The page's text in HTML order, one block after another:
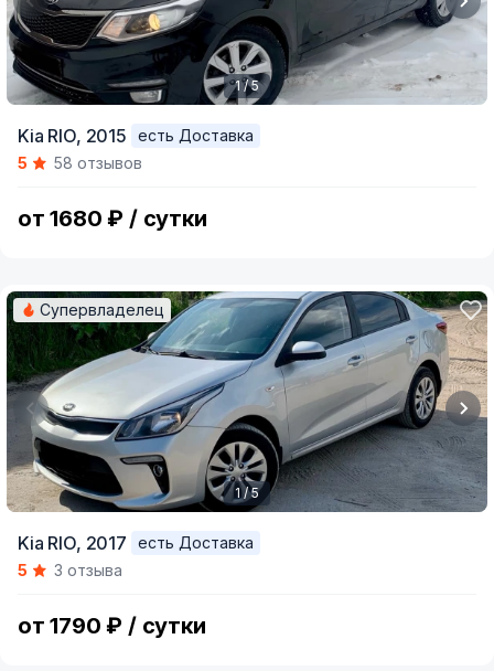
of
1 / 5
Kia RIO, 2015
есть Доставка
5
58 отзывов
от 1680 ₽ / сутки
of
Супервладелец
1 / 5
Kia RIO, 2017
есть Доставка
5
3 отзыва
от 1790 ₽ / сутки